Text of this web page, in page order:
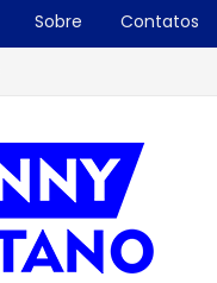
Sobre Contatos